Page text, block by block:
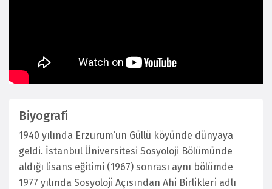
Biyografi
1940 yılında Erzurum’un Güllü köyünde dünyaya
geldi. İstanbul Üniversitesi Sosyoloji Bölümünde
aldığı lisans eğitimi (1967) sonrası aynı bölümde
1977 yılında Sosyoloji Açısından Ahi Birlikleri adlı